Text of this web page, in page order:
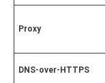
Proxy
DNS-over-HTTPS